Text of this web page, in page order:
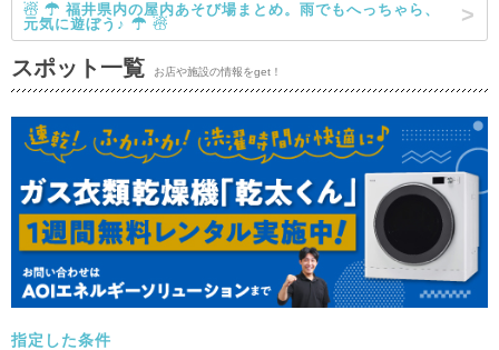
☃ ☂ 福井県内の屋内あそび場まとめ。雨でもへっちゃら、
元気に遊ぼう♪ ☂ ☃
スポット一覧 お店や施設の情報をget！
指定した条件